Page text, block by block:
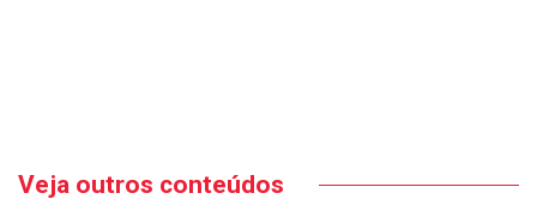
Veja outros conteúdos